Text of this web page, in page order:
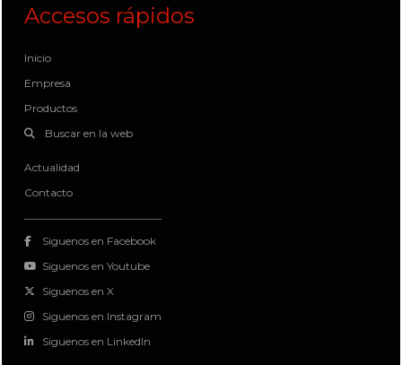
Accesos rápidos
Inicio
Empresa
Productos
Buscar en la web
Actualidad
Contacto
Siguenos en Facebook
Siguenos en Youtube
Siguenos en X
Siguenos en Instagram
Siguenos en LinkedIn